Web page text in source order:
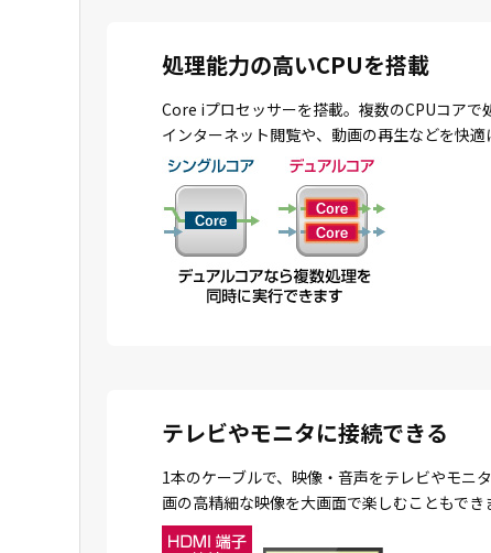
処理能力の高いCPUを搭載
Core iプロセッサーを搭載。複数のCPUコアで
インターネット閲覧や、動画の再生などを快適
テレビやモニタに接続できる
1本のケーブルで、映像・音声をテレビやモニ
画の高精細な映像を大画面で楽しむこともでき